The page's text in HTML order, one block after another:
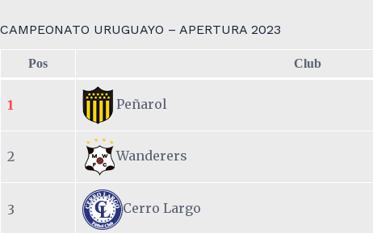
CAMPEONATO URUGUAYO – APERTURA 2023
Pos Club
1 Peñarol
2 Wanderers
3 Cerro Largo